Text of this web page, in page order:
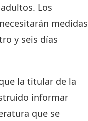
Los
medidas
y seis días
la titular de la
informar
que se